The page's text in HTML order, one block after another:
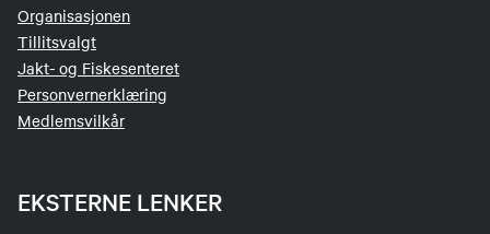
Organisasjonen
Tillitsvalgt
Jakt- og Fiskesenteret
Personvernerklæring
Medlemsvilkår
EKSTERNE LENKER